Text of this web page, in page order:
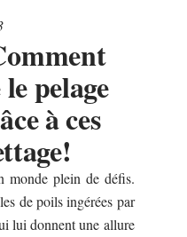
pelage
à ces
monde plein de défis.
de poils ingérées par
lui donnent une allure